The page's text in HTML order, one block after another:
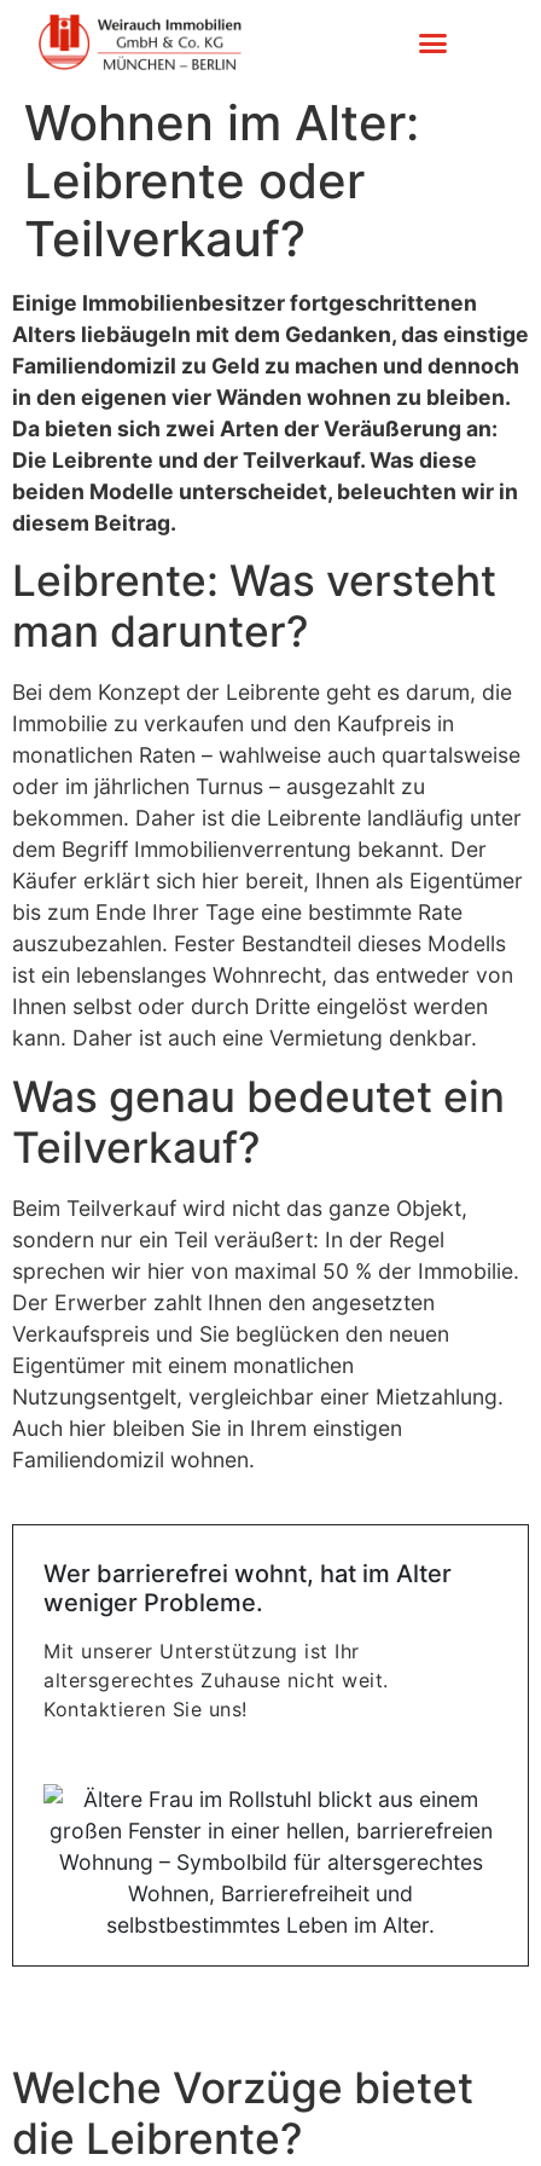
Wohnen im Alter:
Leibrente oder
Teilverkauf?
Einige Immobilienbesitzer fortgeschrittenen
Alters liebäugeln mit dem Gedanken, das einstige
Familiendomizil zu Geld zu machen und dennoch
in den eigenen vier Wänden wohnen zu bleiben.
Da bieten sich zwei Arten der Veräußerung an:
Die Leibrente und der Teilverkauf. Was diese
beiden Modelle unterscheidet, beleuchten wir in
diesem Beitrag.
Leibrente: Was versteht
man darunter?
Bei dem Konzept der Leibrente geht es darum, die
Immobilie zu verkaufen und den Kaufpreis in
monatlichen Raten – wahlweise auch quartalsweise
oder im jährlichen Turnus – ausgezahlt zu
bekommen. Daher ist die Leibrente landläufig unter
dem Begriff Immobilienverrentung bekannt. Der
Käufer erklärt sich hier bereit, Ihnen als Eigentümer
bis zum Ende Ihrer Tage eine bestimmte Rate
auszubezahlen. Fester Bestandteil dieses Modells
ist ein lebenslanges Wohnrecht, das entweder von
Ihnen selbst oder durch Dritte eingelöst werden
kann. Daher ist auch eine Vermietung denkbar.
Was genau bedeutet ein
Teilverkauf?
Beim Teilverkauf wird nicht das ganze Objekt,
sondern nur ein Teil veräußert: In der Regel
sprechen wir hier von maximal 50 % der Immobilie.
Der Erwerber zahlt Ihnen den angesetzten
Verkaufspreis und Sie beglücken den neuen
Eigentümer mit einem monatlichen
Nutzungsentgelt, vergleichbar einer Mietzahlung.
Auch hier bleiben Sie in Ihrem einstigen
Familiendomizil wohnen.
Wer barrierefrei wohnt, hat im Alter
weniger Probleme.
Mit unserer Unterstützung ist Ihr
altersgerechtes Zuhause nicht weit.
Kontaktieren Sie uns!
Welche Vorzüge bietet
die Leibrente?